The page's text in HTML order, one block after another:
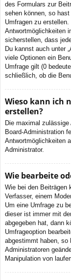
des Formulars zur
sehen können, so
Umfragen zu
Antwortmöglichkeiten
sicherstellen, dass
Du kannst auch unter
viele Optionen ein
Umfrage gilt (0
schließlich, ob die
Wieso kann ich
erstellen?
Die maximal
Board-Administration
Antwortmöglichkeiten
Administrator.
Wie bearbeite
Wie bei den Beiträgen
Verfasser, einem
Um eine Umfrage zu
dieser ist immer mit
abgegeben hat, dann
Umfrageoption
abgestimmt haben, so
Administratoren
Manipulation von